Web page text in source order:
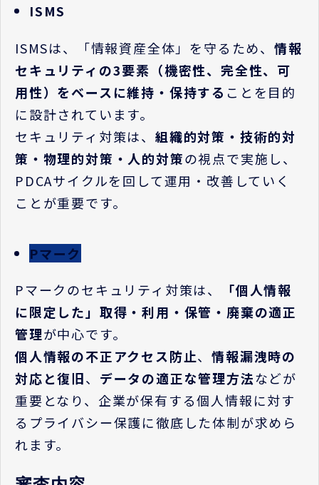
ISMS
ISMSは、「情報資産全体」を守るため、情報
セキュリティの3要素（機密性、完全性、可
用性）をベースに維持・保持する ことを目的
に設計されています。
セキュリティ対策は、 組織的対策・技術的対
策・物理的対策・人的対策の視点で実施し、
PDCAサイクルを回して運用・改善していく
ことが重要です。
Pマーク
Pマークのセキュリティ対策は、
「個人情報
に限定した」取得・利用・保管・廃棄の適正
管理が中心です。
個人情報の不正アクセス防止、情報漏洩時の
対応と復旧、 データの適正な管理方法などが
重要となり、企業が保有する個人情報に対す
るプライバシー保護に徹底した体制が求めら
れます。